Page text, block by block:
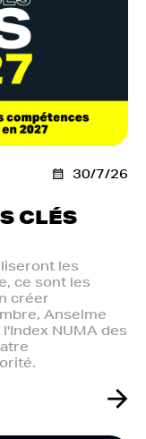
30/7/26
CLÉS
les
ce sont les
créer
Anselme
NUMA des